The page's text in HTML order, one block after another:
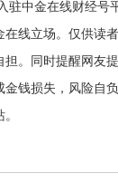
驻中金在线财经号
在线立场。仅供读
担。同时提醒网友
金钱损失，风险自